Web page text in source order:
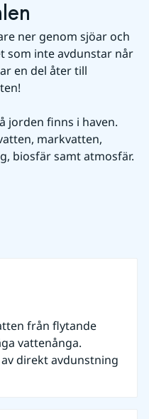
ner genom sjöar och
som inte avdunstar når
en del åter till
jorden finns i haven.
markvatten,
biosfär samt atmosfär.
från flytande
vattenånga.
direkt avdunstning